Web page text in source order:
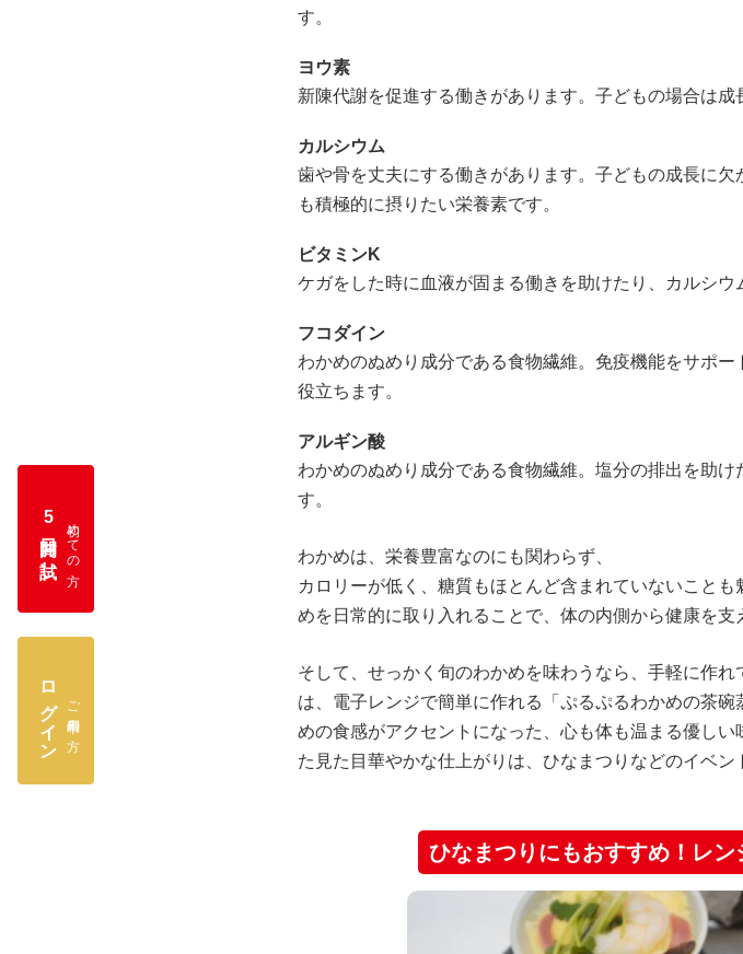
初めての方
5
日間お試し
ご利用中の方
ログイン
す。
ヨウ素
新陳代謝を促進する働きがあります。子どもの場合は
カルシウム
歯や骨を丈夫にする働きがあります。子どもの成長に
も積極的に摂りたい栄養素です。
ビタミンK
ケガをした時に血液が固まる働きを助けたり、カルシウ
フコダイン
わかめのぬめり成分である食物繊維。免疫機能をサポ
役立ちます。
アルギン酸
わかめのぬめり成分である食物繊維。塩分の排出を助
す。
わかめは、栄養豊富なのにも関わらず、
カロリーが低く、糖質もほとんど含まれていないこと
めを日常的に取り入れることで、体の内側から健康を支
そして、せっかく旬のわかめを味わうなら、手軽に作
は、電子レンジで簡単に作れる「ぷるぷるわかめの茶
めの食感がアクセントになった、心も体も温まる優し
た見た目華やかな仕上がりは、ひなまつりなどのイベ
ひなまつりにもおすすめ！レ